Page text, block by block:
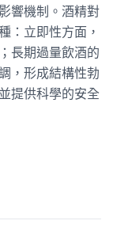
響機制。酒精對
：立即性方面，
長期過量飲酒的
，形成結構性勃
提供科學的安全